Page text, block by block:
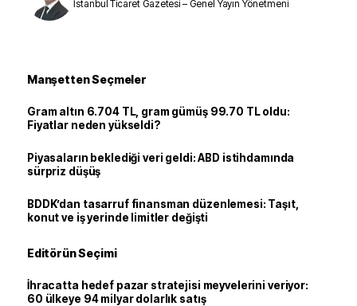
İstanbul Ticaret Gazetesi – Genel Yayın Yönetmeni
Manşetten Seçmeler
Gram altın 6.704 TL, gram gümüş 99.70 TL oldu:
Fiyatlar neden yükseldi?
Piyasaların beklediği veri geldi: ABD istihdamında
sürpriz düşüş
BDDK’dan tasarruf finansman düzenlemesi: Taşıt,
konut ve iş yerinde limitler değişti
Editörün Seçimi
İhracatta hedef pazar stratejisi meyvelerini veriyor:
60 ülkeye 94 milyar dolarlık satış